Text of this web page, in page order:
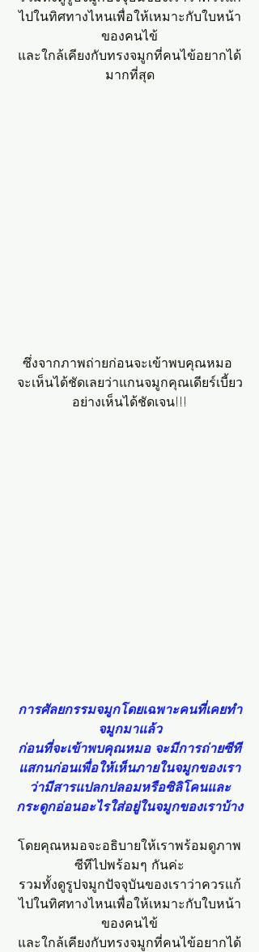
ไปในทิศทางไหนเพื่อให้เหมาะกับใบหน้า
ของคนไข้
และใกล้เคียงกับทรงจมูกที่คนไข้อยากได้
มากที่สุด
ซึ่งจากภาพถ่ายก่อนจะเข้าพบคุณหมอ
จะเห็นได้ชัดเลยว่าแกนจมูกคุณเดียร์เบี้ยว
อย่างเห็นได้ชัดเจน!!!
การศัลยกรรมจมูกโดยเฉพาะคนที่เคยทำ
จมูกมาแล้ว
ก่อนที่จะเข้าพบคุณหมอ จะมีการถ่ายซีที
แสกนก่อนเพื่อให้เห็นภายในจมูกของเรา
ว่ามีสารแปลกปลอมหรือซิลิโคนและ
กระดูกอ่อนอะไรใส่อยู่ในจมูกของเราบ้าง
โดยคุณหมอจะอธิบายให้เราพร้อมดูภาพ
ซีทีไปพร้อมๆ กันค่ะ
รวมทั้งดูรูปจมูกปัจจุบันของเราว่าควรแก้
ไปในทิศทางไหนเพื่อให้เหมาะกับใบหน้า
ของคนไข้
และใกล้เคียงกับทรงจมูกที่คนไข้อยากได้